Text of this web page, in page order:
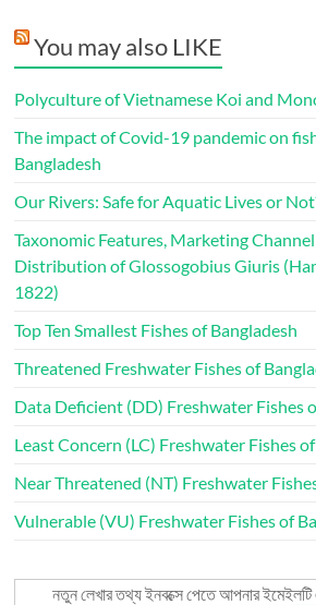
You may also LIKE
Polyculture of Vietnamese Koi and
The impact of Covid-19 pandemic on
Bangladesh
Our Rivers: Safe for Aquatic Lives or
Taxonomic Features, Marketing
Distribution of Glossogobius Giuris
1822)
Top Ten Smallest Fishes of Bangladesh
Threatened Freshwater Fishes of
Data Deficient (DD) Freshwater Fishes
Least Concern (LC) Freshwater Fishes
Near Threatened (NT) Freshwater
Vulnerable (VU) Freshwater Fishes of
নতুন লেখার তথ্য ইনবক্সে পেতে আপনার